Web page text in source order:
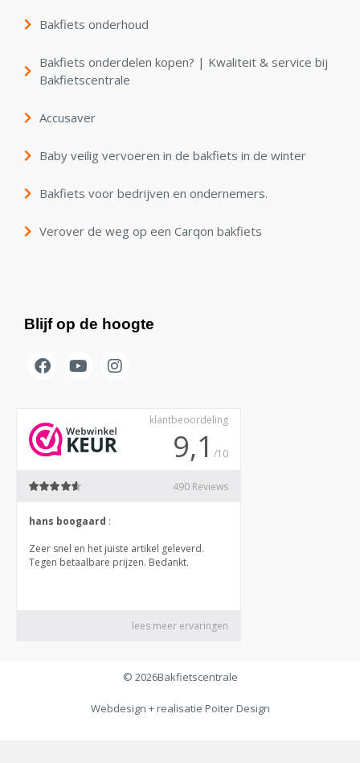
Bakfiets onderhoud
Bakfiets onderdelen kopen? | Kwaliteit & service bij
Bakfietscentrale
Accusaver
Baby veilig vervoeren in de bakfiets in de winter
Bakfiets voor bedrijven en ondernemers.
Verover de weg op een Carqon bakfiets
Blijf op de hoogte
© 2026Bakfietscentrale
Webdesign + realisatie Poiter Design